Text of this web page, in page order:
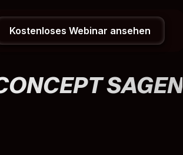
Kostenloses Webinar ansehen
SAGEN